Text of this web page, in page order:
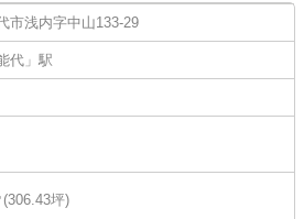
市浅内字中山133-29
代 」駅
坪)